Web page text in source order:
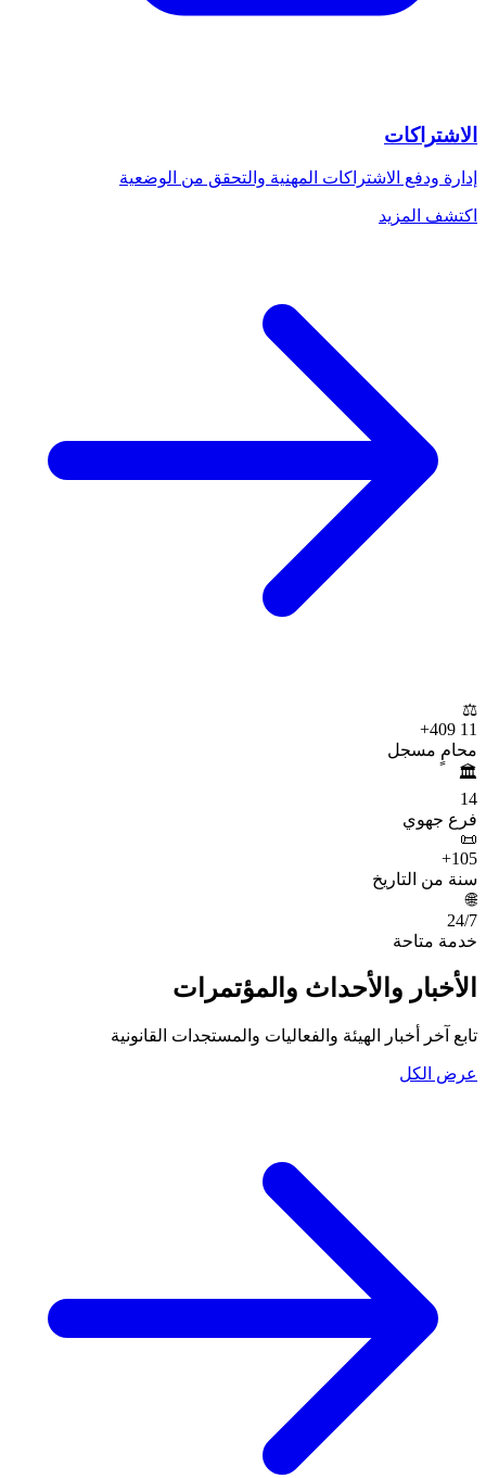
الاشتراكات
إدارة ودفع الاشتراكات المهنية والتحقق من الوضعية
اكتشف المزيد
⚖️
11 409
+
محامٍ مسجل
🏛️
14
فرع جهوي
📜
105
+
سنة من التاريخ
🌐
24/7
خدمة متاحة
الأخبار والأحداث والمؤتمرات
تابع آخر أخبار الهيئة والفعاليات والمستجدات القانونية
عرض الكل